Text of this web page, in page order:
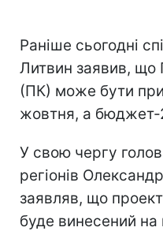
Раніше сьогодні
Литвин заявив, що
(ПК) може бути
жовтня, а бюджет-
У свою чергу
регіонів
заявляв, що
буде винесений